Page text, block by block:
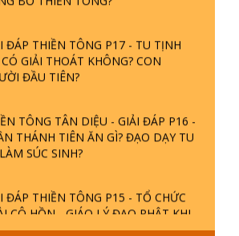
ĐÁP THIỀN TÔNG P17 - TU TỊNH
GIẢI THOÁT KHÔNG? CON
ĐẦU TIÊN?
TÔNG TÂN DIỆU - GIẢI ĐÁP P16 -
THÁNH TIÊN ĂN GÌ? ĐẠO DẠY TU
SÚC SINH?
ĐÁP THIỀN TÔNG P15 - TỔ CHỨC
CÔ HỒN - GIÁO LÝ ĐẠO PHẬT KHI
XUẤT BẢN